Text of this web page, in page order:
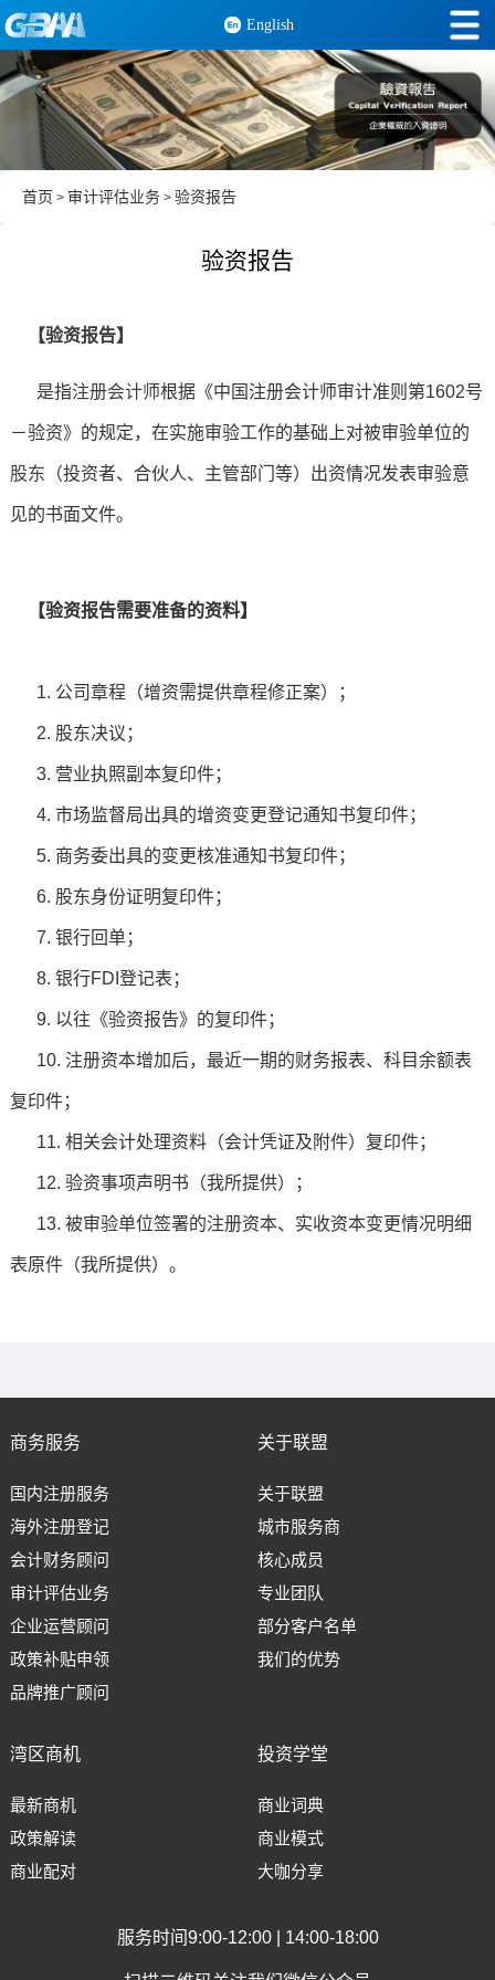
English
首页 > 审计评估业务 > 验资报告
验资报告
【验资报告】
是指注册会计师根据《中国注册会计师审计准则第1602号
－验资》的规定，在实施审验工作的基础上对被审验单位的
股东 （投资者、合伙人、主管部门等）出资情况发表审验意
见的书面文件。
【验资报告需要准备的资料】
1. 公司章程（增资需提供章程修正案）；
2. 股东决议；
3. 营业执照副本复印件；
4. 市场监督局出具的增资变更登记通知书复印件；
5. 商务委出具的变更核准通知书复印件；
6. 股东身份证明复印件；
7. 银行回单；
8. 银行FDI登记表；
9. 以往《验资报告》的复印件；
10. 注册资本增加后，最近一期的财务报表、科目余额表
复印件；
11. 相关会计处理资料（会计凭证及附件）复印件；
12. 验资事项声明书（我所提供）；
13. 被审验单位签署的注册资本、实收资本变更情况明细
表原件（我所提供）。
商务服务
国内注册服务
海外注册登记
会计财务顾问
审计评估业务
企业运营顾问
政策补贴申领
品牌推广顾问
关于联盟
关于联盟
城市服务商
核心成员
专业团队
部分客户名单
我们的优势
湾区商机
最新商机
政策解读
商业配对
投资学堂
商业词典
商业模式
大咖分享
服务时间9:00-12:00 | 14:00-18:00